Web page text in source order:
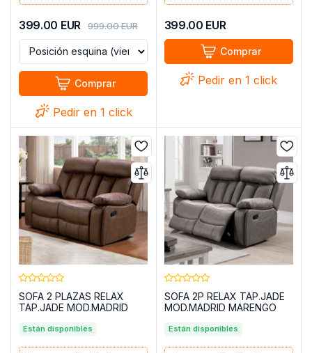
399.00 EUR 999.00EUR
Comprar
Pedir en 1 click
399.00 EUR
Comprar
Pedir en 1 click
SOFA 2 PLAZAS RELAX
TAP.JADE MOD.MADRID
Están disponibles
SOFA 2P RELAX TAP.JADE
MOD.MADRID MARENGO
Están disponibles